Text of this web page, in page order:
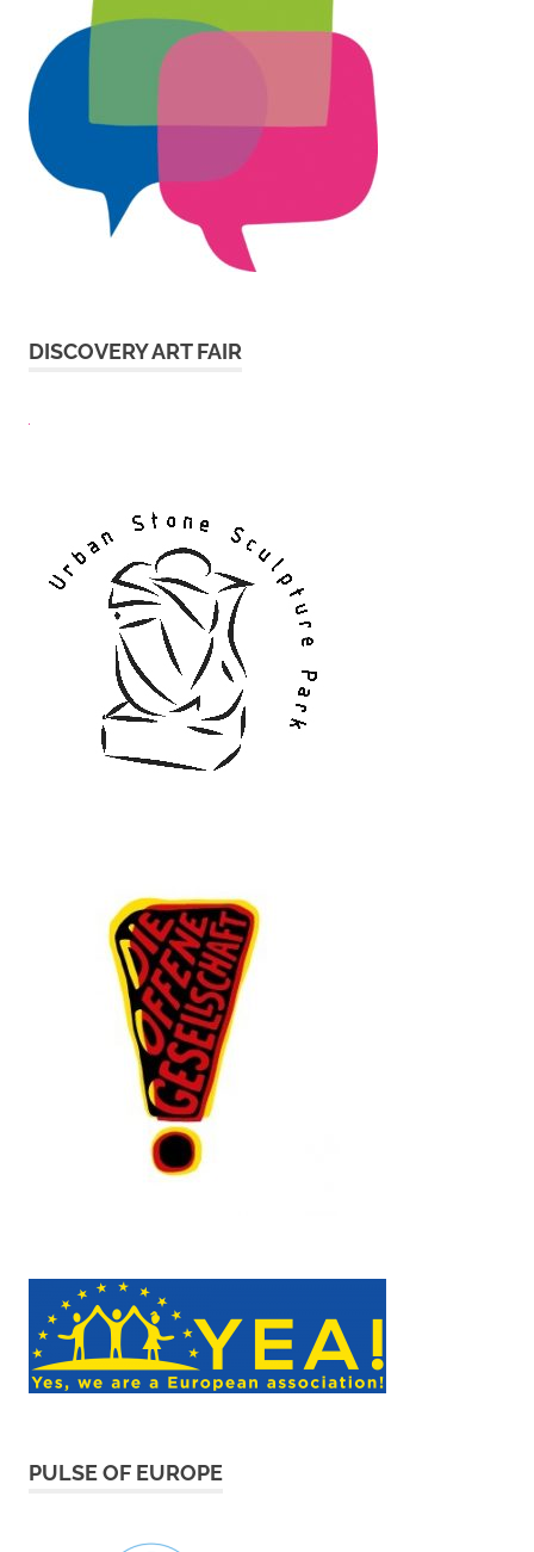
DISCOVERY ART FAIR
PULSE OF EUROPE